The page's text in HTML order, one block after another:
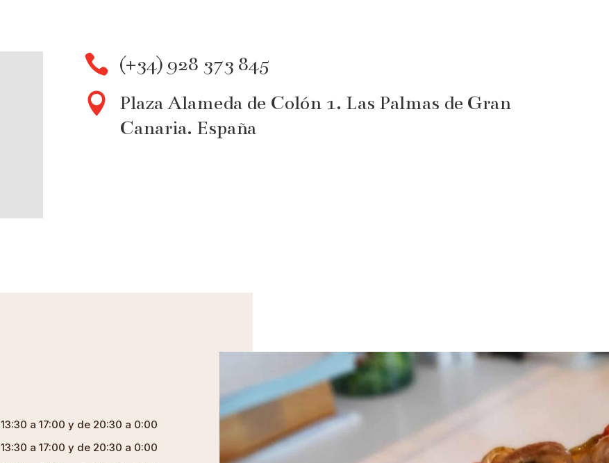
 (+34) 928 373 845

Plaza Alameda de Colón 1. Las Palmas de Gran
Canaria. España
13:30 a 17:00 y de 20:30 a 0:00
13:30 a 17:00 y de 20:30 a 0:00